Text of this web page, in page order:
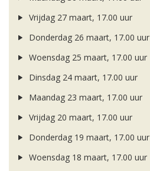
Vrijdag 27 maart, 17.00 uur
Donderdag 26 maart, 17.00 uur
Woensdag 25 maart, 17.00 uur
Dinsdag 24 maart, 17.00 uur
Maandag 23 maart, 17.00 uur
Vrijdag 20 maart, 17.00 uur
Donderdag 19 maart, 17.00 uur
Woensdag 18 maart, 17.00 uur